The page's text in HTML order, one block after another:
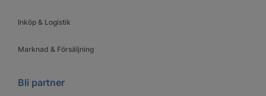
Inköp & Logistik
Marknad & Försäljning
Bli partner